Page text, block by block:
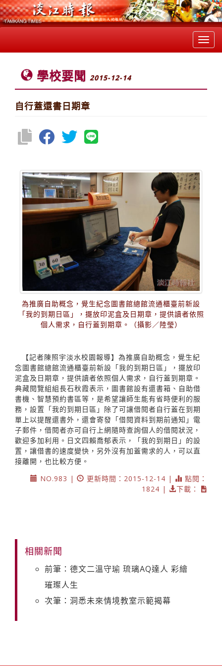
學校要聞 2015-12-14
自行蓋還書日期章
為推廣自助概念，覺生紀念圖書館總館流通櫃臺前新設
「我的到期日區」，擺放印泥盒及日期章，提供讀者依照
個人需求，自行蓋到期章。（攝影／陸瑩）
【記者陳照宇淡水校園報導】為推廣自助概念，覺生紀
念圖書館總館流通櫃臺前新設「我的到期日區」，擺放印
泥盒及日期章，提供讀者依照個人需求，自行蓋到期章。
典藏閱覽組組長石秋霞表示，圖書館設有還書箱、自助借
書機、智慧預約書區等，是希望讓師生能有省時便利的服
務，設置「我的到期日區」除了可讓借閱者自行蓋在到期
單上以提醒還書外，還會寄發「借閱資料到期前通知」電
子郵件，借閱者亦可自行上網隨時查詢個人的借閱狀況，
歡迎多加利用。日文四賴喬郁表示，「我的到期日」的設
置，讓借書的速度變快，另外沒有加蓋需求的人，可以直
接離開，也比較方便。
NO.983 |
更新時間：2015-12-14 |
點閱：
1824 |
下載：
相關新聞
前筆：德文二溫守瑜 琉璃AQ達人 彩繪
璀璨人生
次筆：洞悉未來情境教室示範揭幕